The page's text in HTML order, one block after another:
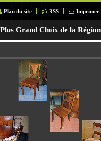
Plan du site RSS Imprimer
Grand Choix de la Région